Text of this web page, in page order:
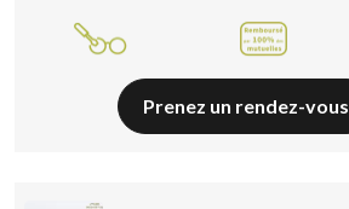
Prenez un rendez-vous